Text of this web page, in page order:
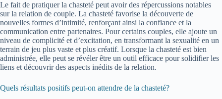
Le fait de pratiquer la chasteté peut avoir des répercussions notables
sur la relation de couple. La chasteté favorise la découverte de
nouvelles formes d’intimité, renforçant ainsi la confiance et la
communication entre partenaires. Pour certains couples, elle ajoute un
niveau de complicité et d’excitation, en transformant la sexualité en un
terrain de jeu plus vaste et plus créatif. Lorsque la chasteté est bien
administrée, elle peut se révéler être un outil efficace pour solidifier les
liens et découvrir des aspects inédits de la relation.
Quels résultats positifs peut-on attendre de la chasteté?